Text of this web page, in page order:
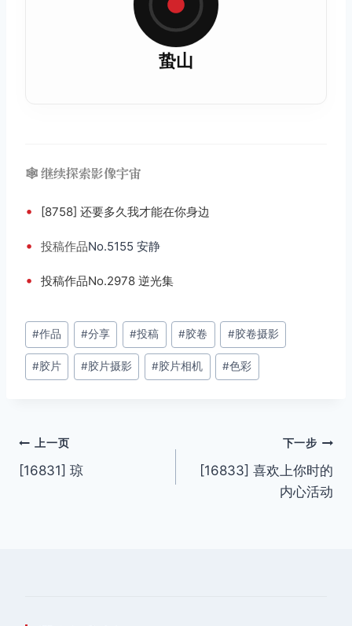
蛰山
🕸️ 继续探索影像宇宙
• [8758] 还要多久我才能在你身边
• 投稿作品No.5155 安静
• 投稿作品No.2978 逆光集
文
章
标
#作品 #分享 #投稿 #胶卷 #胶卷摄影
#胶片 #胶片摄影 #胶片相机 #色彩
文
章
上一页
[16831] 琼
下一步
[16833] 喜欢上你时的
内心活动